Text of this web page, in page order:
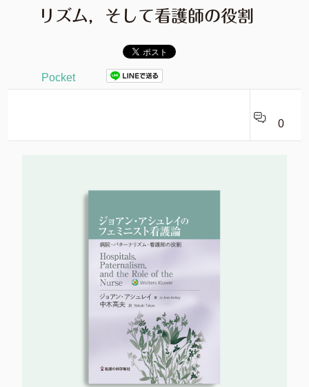
リズム，そして看護師の役割
Pocket
0